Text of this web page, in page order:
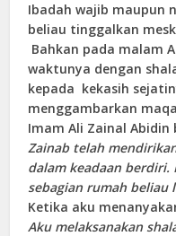
Ibadah wajib maupun
beliau tinggalkan
Bahkan pada malam
waktunya dengan
kepada kekasih
menggambarkan
Imam Ali Zainal Abidin
Zainab telah
dalam keadaan berdiri.
sebagian rumah beliau
Ketika aku
Aku melaksanakan